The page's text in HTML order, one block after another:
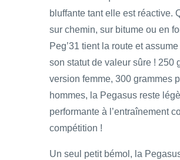
bluffante tant elle est réactive.
sur chemin, sur bitume ou en
Peg’31 tient la route et
son statut de valeur sûre ! 250
version femme, 300 grammes
hommes, la Pegasus reste
performante à l’entraînement
compétition !
Un seul petit bémol, la